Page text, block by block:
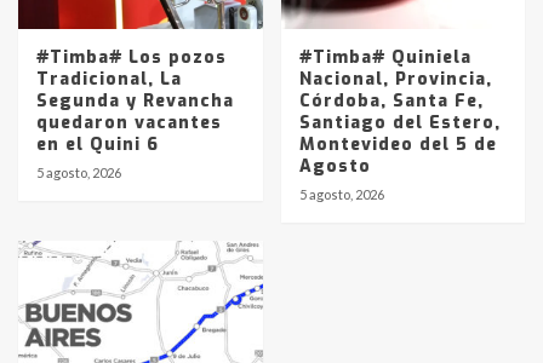
#Timba# Los pozos
Tradicional, La
Segunda y Revancha
quedaron vacantes
en el Quini 6
5 agosto, 2026
#Timba# Quiniela
Nacional, Provincia,
Córdoba, Santa Fe,
Santiago del Estero,
Montevideo del 5 de
Agosto
5 agosto, 2026